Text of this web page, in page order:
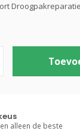
alleen de beste